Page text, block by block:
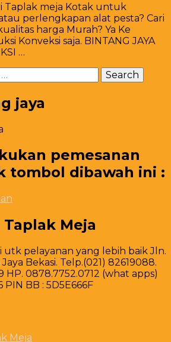
Taplak meja Kotak untuk
perlengkapan alat pesta? Cari
harga Murah? Ya Ke
Konveksi saja. BINTANG JAYA
…
jaya
pemesanan
tombol dibawah ini :
Meja
utk pelayanan yang lebih baik Jln.
Bekasi. Telp.(021) 82619088.
HP. 0878.7752.0712 (what apps)
PIN BB : 5D5E666F
Meja